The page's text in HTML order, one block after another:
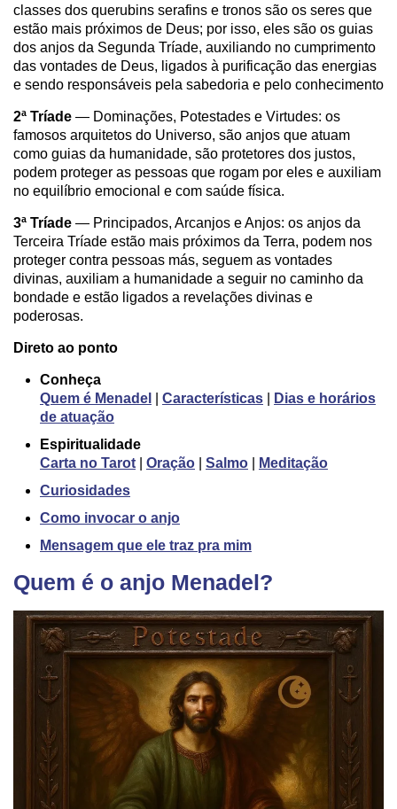
classes dos querubins serafins e tronos são os seres que
estão mais próximos de Deus; por isso, eles são os guias
dos anjos da Segunda Tríade, auxiliando no cumprimento
das vontades de Deus, ligados à purificação das energias
e sendo responsáveis pela sabedoria e pelo conhecimento
2ª Tríade — Dominações, Potestades e Virtudes: os
famosos arquitetos do Universo, são anjos que atuam
como guias da humanidade, são protetores dos justos,
podem proteger as pessoas que rogam por eles e auxiliam
no equilíbrio emocional e com saúde física.
3ª Tríade — Principados, Arcanjos e Anjos: os anjos da
Terceira Tríade estão mais próximos da Terra, podem nos
proteger contra pessoas más, seguem as vontades
divinas, auxiliam a humanidade a seguir no caminho da
bondade e estão ligados a revelações divinas e
poderosas.
Direto ao ponto
Conheça
Quem é Menadel
Características
Dias e horários
de atuação
Espiritualidade
Carta no Tarot
Oração Salmo
Meditação
Curiosidades
Como invocar o anjo
Mensagem que ele traz pra mim
Quem é o anjo Menadel?